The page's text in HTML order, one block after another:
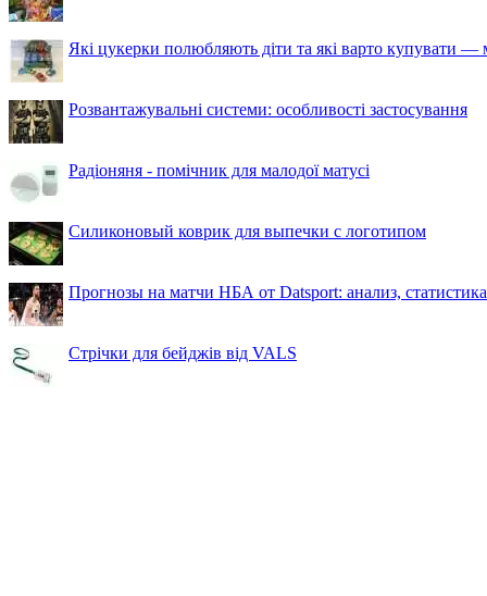
Які цукерки полюбляють діти та які варто купувати —
Розвантажувальні системи: особливості застосування
Радіоняня - помічник для малодої матусі
Силиконовый коврик для выпечки с логотипом
Прогнозы на матчи НБА от Datsport: анализ,
Стрічки для бейджів від VALS